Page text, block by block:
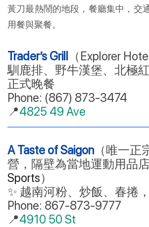
黃刀最熱鬧的地段，餐廳集中，交
用餐與聚餐。
Trader’s Grill
（Explorer
馴鹿排、野牛漢堡、北極
正式晚餐
Phone: (867) 873-3474
📍4825 49 Ave
A Taste of Saigon （唯一正
營，隔壁為當地運動用品店
Sports）
✨ 越南河粉、炒飯、春捲
Phone: 867-873-9777
📍4910 50 St